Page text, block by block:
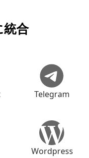
合
Telegram
Wordpress